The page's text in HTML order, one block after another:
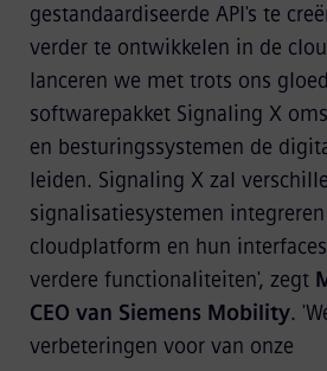
gestandaardiseerde API's te
verder te ontwikkelen in de
lanceren we met trots ons
softwarepakket Signaling X
en besturingssystemen de
leiden. Signaling X zal
signalisatiesystemen
cloudplatform en hun
verdere functionaliteiten', zegt
CEO van Siemens Mobility.
verbeteringen voor van onze